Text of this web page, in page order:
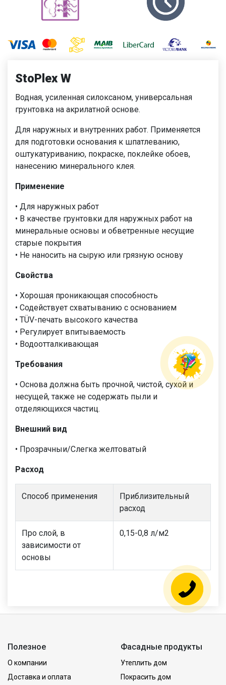
StoPlex W
Bодная, усиленная силоксаном, универсальная
грунтовка на акрилатной основе.
Для наружных и внутренних работ. Применяется
для подготовки основания к шпатлеванию,
оштукатуриванию, покраске, поклейке обоев,
нанесению минерального клея.
Применение
• Для наружных работ
• В качестве грунтовки для наружных работ на
минеральные основы и обветренные несущие
старые покрытия
• Не наносить на сырую или грязную основу
Свойства
• Хорошая проникающая способность
• Содействует схватыванию с основанием
• TÜV-печать высокого качества
• Регулирует впитываемость
• Водоотталкивающая
Требования
• Основа должна быть прочной, чистой, сухой и
несущей, также не содержать пыли и
отделяющихся частиц.
Внешний вид
• Прозрачныи/Слегка желтоватый
Расход
Способ применения
Приблизительный
расход
Про слой, в
зависимости от
основы
0,15-0,8 л/м2
Полезное
О компании
Доставка и оплата
Фасадные продукты
Утеплить дом
Покрасить дом